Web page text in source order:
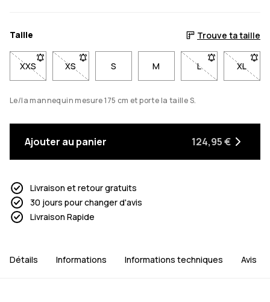
Taille Trouve ta taille
XXS- Taille XXS non disponible. Clique pour être averti quand
XS- Taille XS non disponible. Clique pour être averti
S M L- Taille L non
XL
-
Le/la mannequin mesure 175 cm et porte la taille S.
Ajouter au panier 124,95 €
Livraison et retour gratuits
30 jours pour changer d'avis
Livraison Rapide
Détails Informations Informations techniques Avis